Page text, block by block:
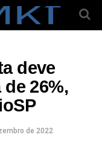
deve
26%,
de 2022